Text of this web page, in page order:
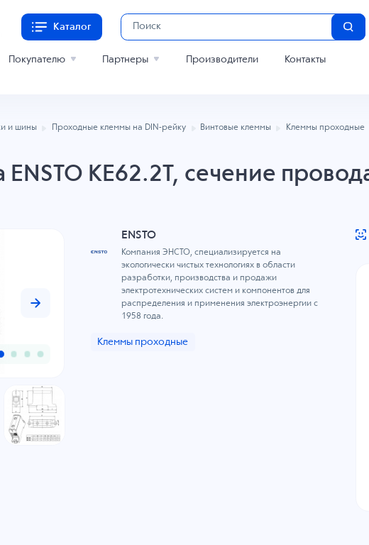
Каталог
Покупателю Партнеры Производители Контакты
и шины Проходные клеммы на DIN-рейку Винтовые клеммы Клеммы проходные
KE62.2T, сечение
ENSTO
Компания ЭНСТО, специализируется на
экологически чистых технологиях в области
разработки, производства и продажи
электротехнических систем и компонентов для
распределения и применения электроэнергии с
1958 года.
Клеммы проходные